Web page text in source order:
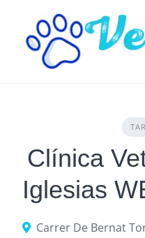
content
Clínica
Iglesias